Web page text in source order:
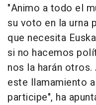
"Animo a todo el
su voto en la urna
que necesita
si no hacemos
nos la harán
este llamamiento
participe", ha